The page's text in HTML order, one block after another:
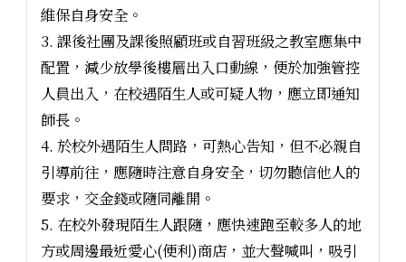
維保自身安全。
3. 課後社團及課後照顧班或自習班級之教室應集中
配置，減少放學後樓層出入口動線，便於加強管控
人員出入，在校遇陌生人或可疑人物，應立即通知
師長。
4. 於校外遇陌生人問路，可熱心告知，但不必親自
引導前往，應隨時注意自身安全，切勿聽信他人的
要求，交金錢或隨同離開。
5. 在校外發現陌生人跟隨，應快速跑至較多人的地
方或周邊最近愛心(便利)商店，並大聲喊叫，吸引